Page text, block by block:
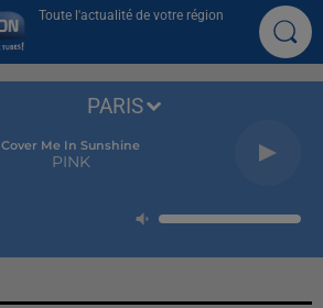
Toute l'actualité de votre région
Cover Me In Sunshine
PINK
PARIS